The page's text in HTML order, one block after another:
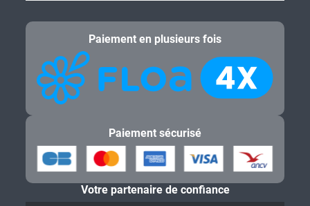
Paiement en plusieurs fois
Paiement sécurisé
Votre partenaire de confiance